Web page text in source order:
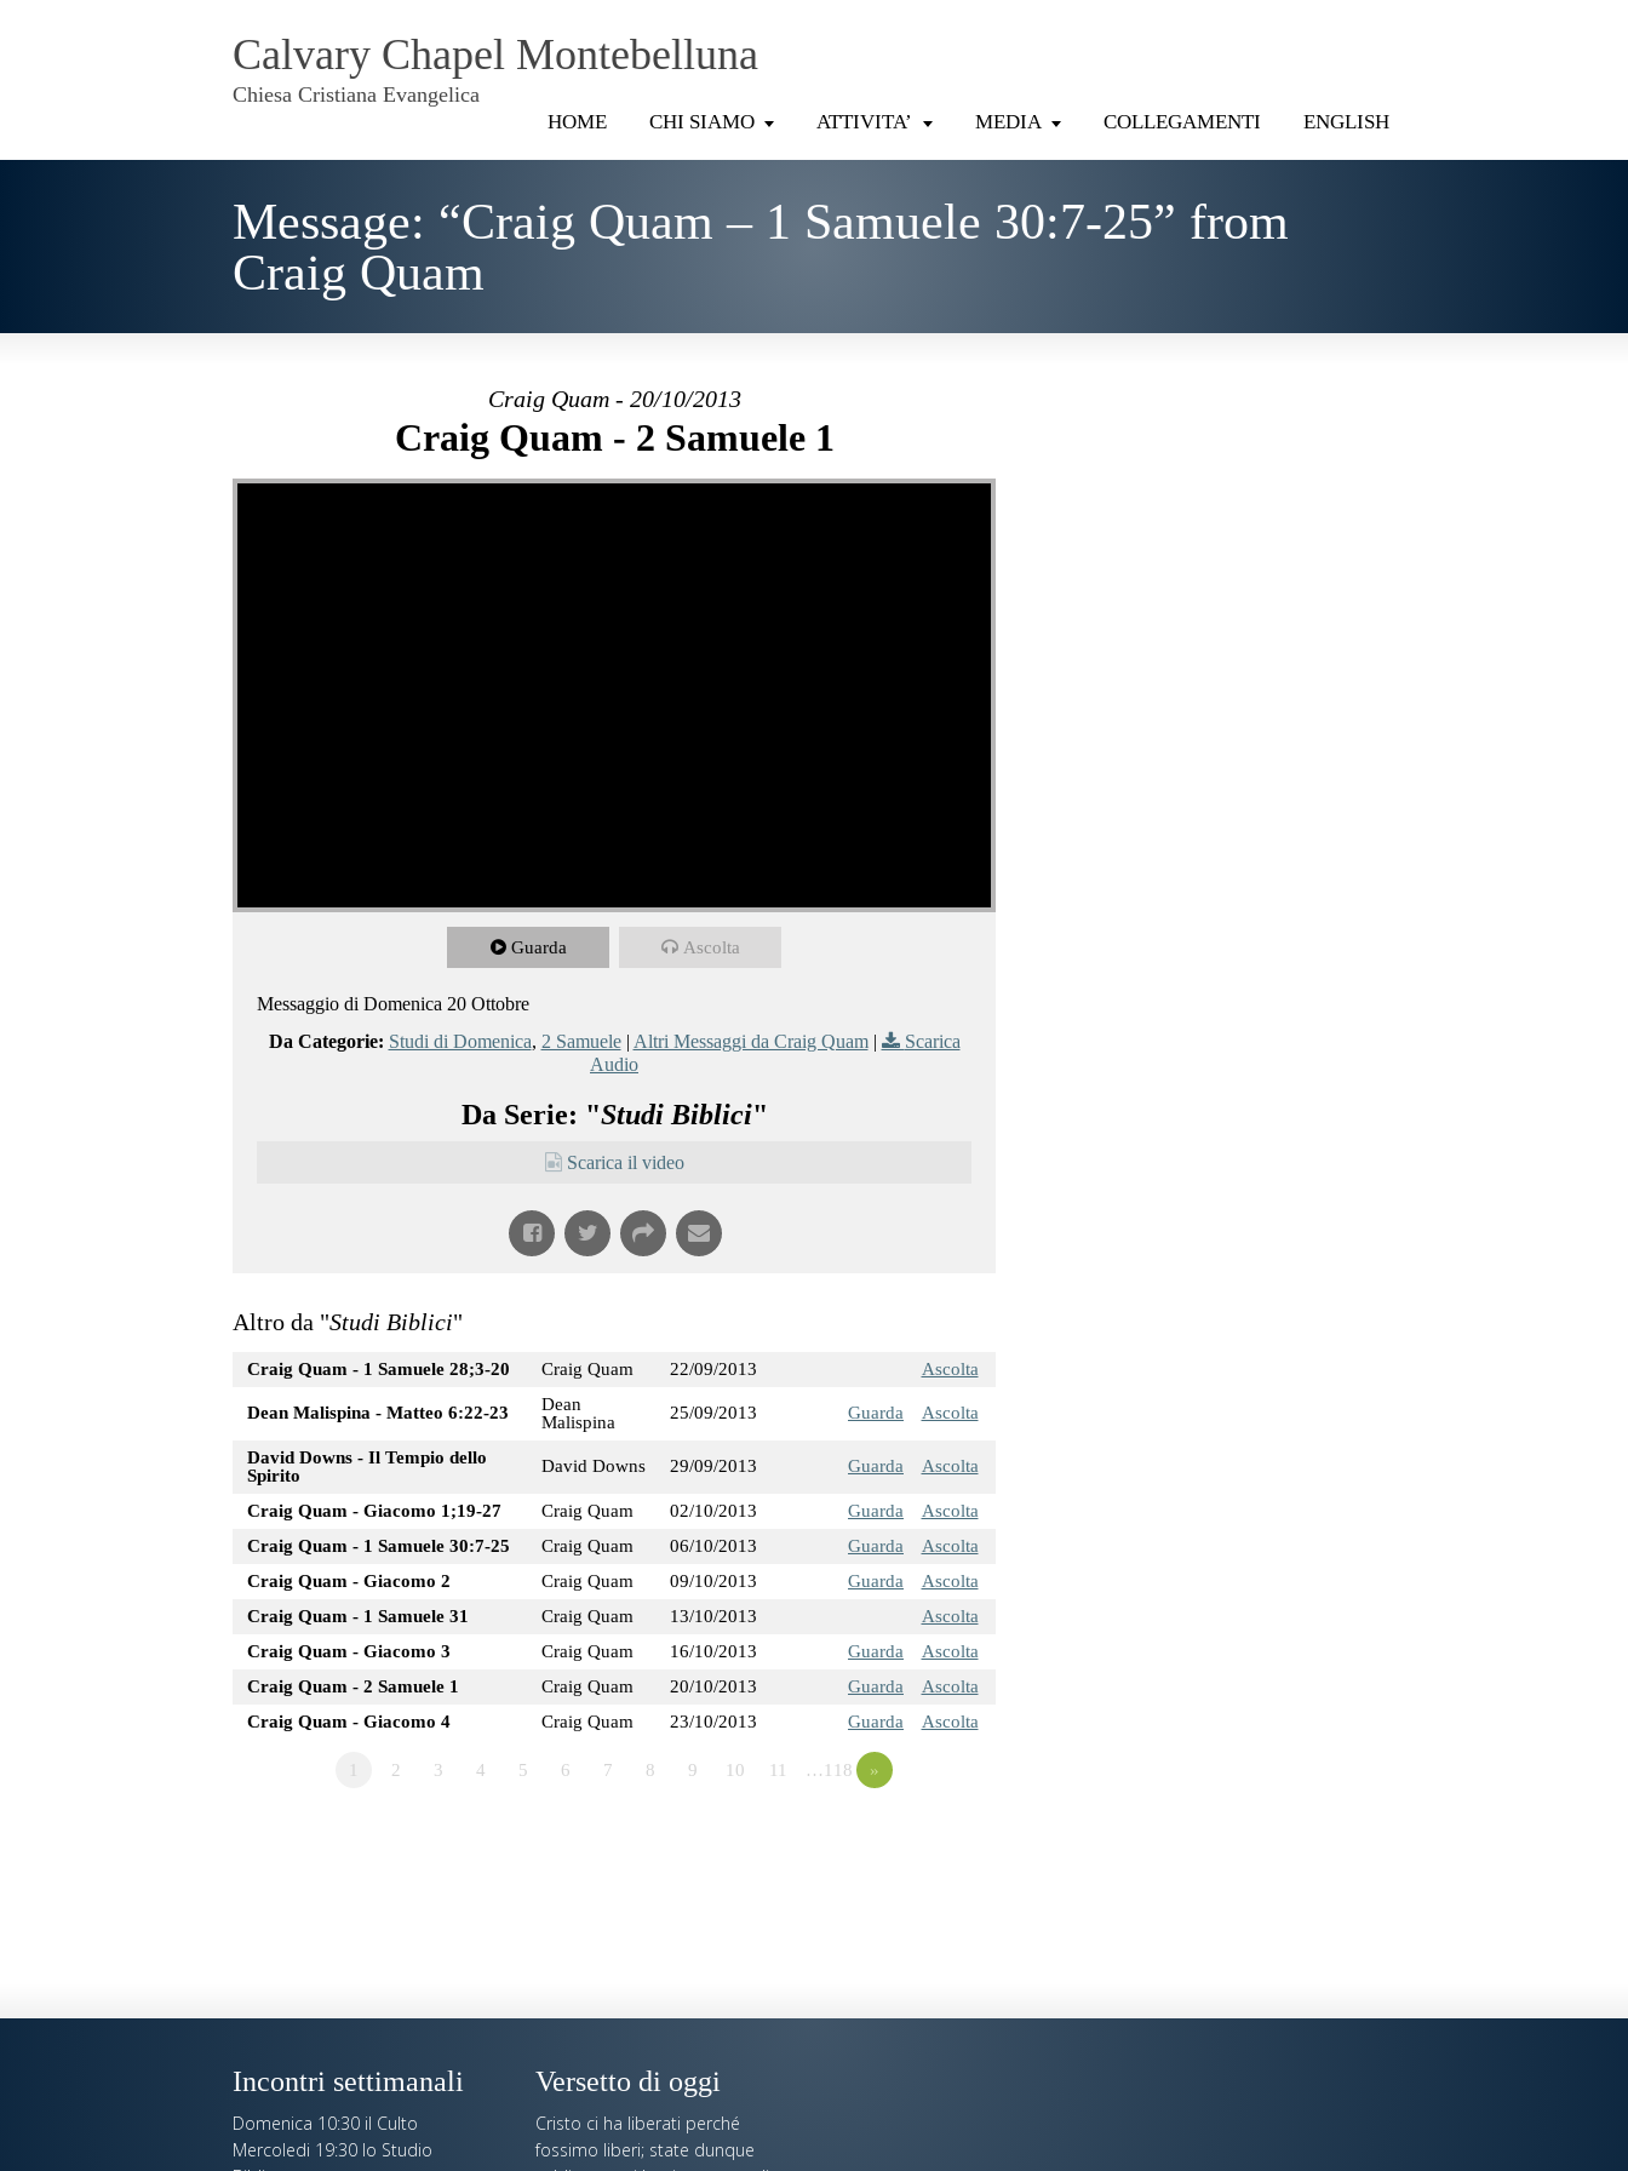
Calvary Chapel Montebelluna
Chiesa Cristiana Evangelica
HOME CHI SIAMO ATTIVITA’ MEDIA COLLEGAMENTI ENGLISH
Message: “Craig Quam – 1 Samuele 30:7-25” from
Craig Quam
Craig Quam - 20/10/2013
Craig Quam - 2 Samuele 1
Guarda Ascolta
Messaggio di Domenica 20 Ottobre
Da Categorie: Studi di Domenica, 2 Samuele| Altri Messaggi da Craig Quam|
Scarica
Audio
Da Serie: "Studi Biblici"
Scarica il video
Altro da "Studi Biblici"
Craig Quam - 1 Samuele 28;3-20 Craig Quam 22/09/2013 Ascolta
Dean Malispina - Matteo 6:22-23
Dean
Malispina
25/09/2013 Guarda Ascolta
David Downs - Il Tempio dello
Spirito
David Downs 29/09/2013 Guarda Ascolta
Craig Quam - Giacomo 1;19-27 Craig Quam 02/10/2013 Guarda
Ascolta
Craig Quam - 1 Samuele 30:7-25
Craig Quam 06/10/2013 Guarda
Ascolta
Craig Quam - Giacomo 2
Craig Quam 09/10/2013 Guarda
Ascolta
Craig Quam - 1 Samuele 31
Craig Quam 13/10/2013
Ascolta
Craig Quam - Giacomo 3
Craig Quam 16/10/2013 Guarda
Ascolta
Craig Quam - 2 Samuele 1
Craig Quam 20/10/2013 Guarda
Ascolta
Craig Quam - Giacomo 4
Craig Quam 23/10/2013 Guarda Ascolta
2 3 4 5 6 7 8 9 10 11 …118 »
Incontri settimanali
Domenica 10:30 il Culto
Mercoledi 19:30 lo Studio
Versetto di oggi
Cristo ci ha liberati perché
fossimo liberi; state dunque